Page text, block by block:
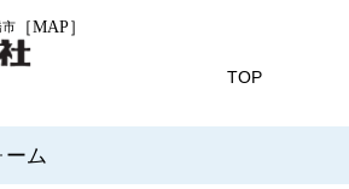
［MAP］
TOP
ーム